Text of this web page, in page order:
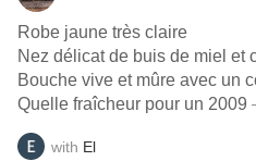
Robe jaune très claire
Nez délicat de buis de miel et
Bouche vive et mûre avec un
Quelle fraîcheur pour un 2009
with El